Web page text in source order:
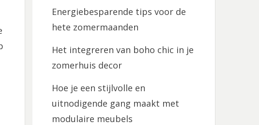
Energiebesparende tips voor de
hete zomermaanden
Het integreren van boho chic in je
zomerhuis decor
Hoe je een stijlvolle en
uitnodigende gang maakt met
modulaire meubels